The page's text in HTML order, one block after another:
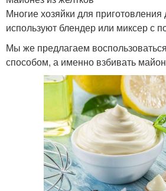
Многие хозяйки для
используют блендер или миксер с
Мы же предлагаем
способом, а именно взбивать